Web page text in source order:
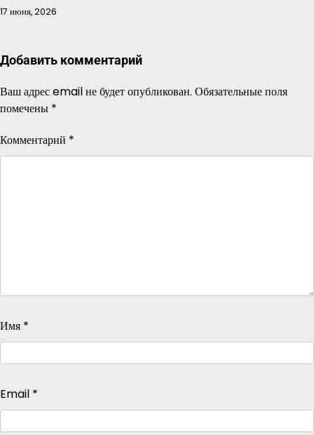
17 июня, 2026
Добавить комментарий
Ваш адрес email не будет опубликован. Обязательные поля
помечены *
Комментарий *
Имя *
Email *